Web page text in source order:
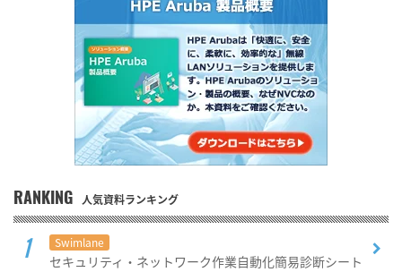
RANKING 人気資料ランキング
Swimlane
セキュリティ・ネットワーク作業自動化簡易診断シート